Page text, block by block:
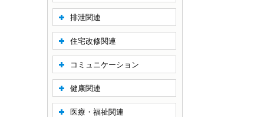
排泄関連
住宅改修関連
コミュニケーション
健康関連
医療・福祉関連